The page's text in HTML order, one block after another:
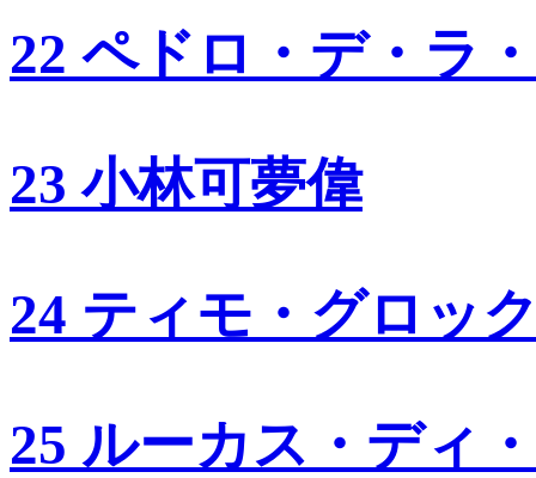
22 ペドロ・デ・ラ
23 小林可夢偉
24 ティモ・グロッ
25 ルーカス・ディ